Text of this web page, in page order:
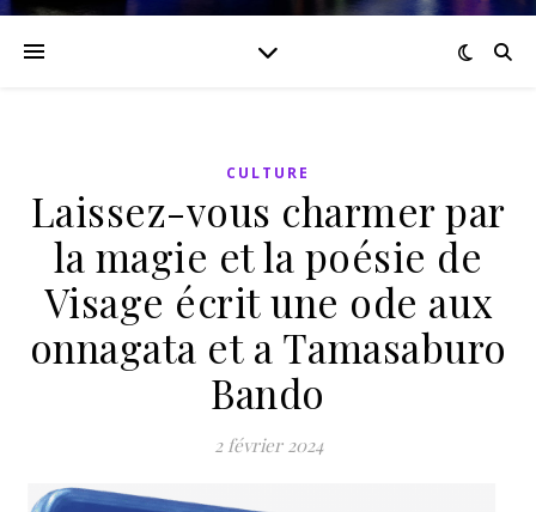
CULTURE
Laissez-vous charmer par
la magie et la poésie de
Visage écrit une ode aux
onnagata et a Tamasaburo
Bando
2 février 2024